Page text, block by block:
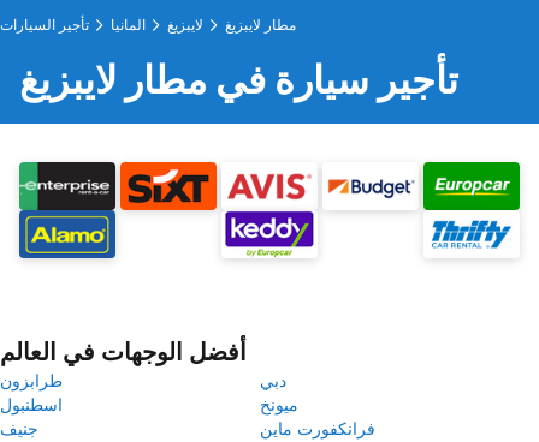
تأجير السيارات المانيا لايبزيغ مطار لايبزيغ
تأجير سيارة في مطار لايبزيغ
أفضل الوجهات في العالم
طرابزون
دبي
اسطنبول
ميونخ
جنيف
فرانكفورت ماين